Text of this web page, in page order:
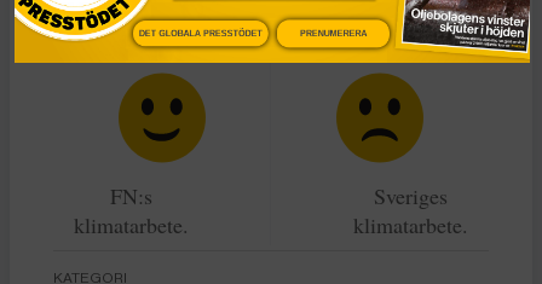
skugga.
FN:s
klimatarbete.
Sveriges
klimatarbete.
KATEGORI
DET GLOBALA PRESSTÖDET PRENUMERERA